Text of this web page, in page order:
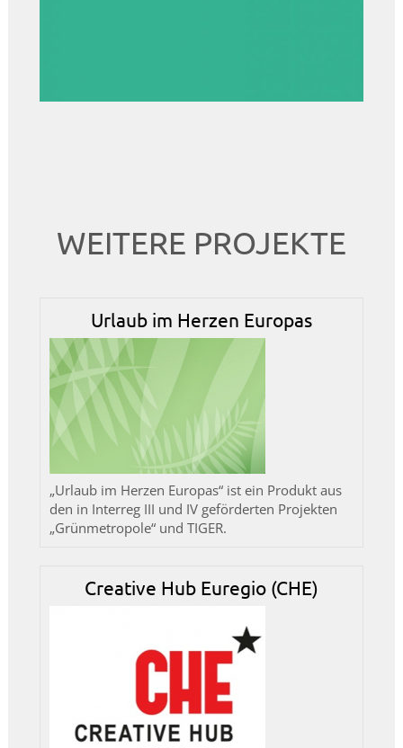
WEITERE PROJEKTE
Urlaub im Herzen Europas
„Urlaub im Herzen Europas“ ist ein Produkt aus
den in Interreg III und IV geförderten Projekten
„Grünmetropole“ und TIGER.
Creative Hub Euregio (CHE)